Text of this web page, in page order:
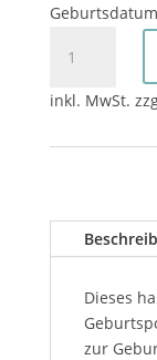
Geburtsdatum
Geburtsposter
"Farbklecks"
inkl. MwSt.
Dieses
zur